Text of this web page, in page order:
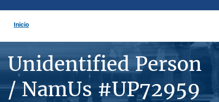
Inicio
Unidentified Person
/ NamUs #UP72959